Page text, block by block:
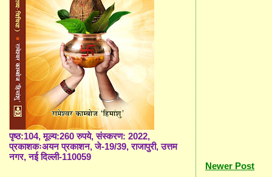
Newer Post
पृष्ठ:104, मूल्य:260 रुपये, संस्करण: 2022,
प्रकाशकःअयन प्रकाशन, जे-19/39, राजापुरी, उत्तम
नगर, नई दिल्ली-110059